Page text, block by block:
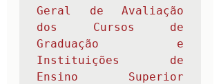
Geral de Avaliação
dos Cursos de
Graduação e
Instituições de
Ensino Superior